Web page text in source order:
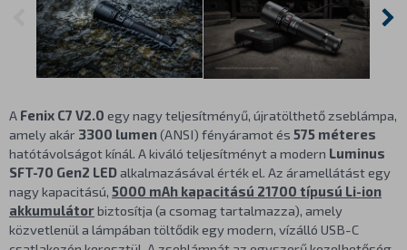
A Fenix C7 V2.0 egy nagy teljesítményű, újratölthető zseblámpa,
amely akár 3300 lumen(ANSI) fényáramot és 575 méteres
hatótávolságot kínál. A kiváló teljesítményt a modern Luminus
SFT-70 Gen2 LEDalkalmazásával érték el. Az áramellátást egy
nagy kapacitású, 5000 mAh kapacitású 21700 típusú Li-ion
akkumulátorbiztosítja (a csomag tartalmazza), amely
közvetlenül a lámpában töltődik egy modern, vízálló USB-C